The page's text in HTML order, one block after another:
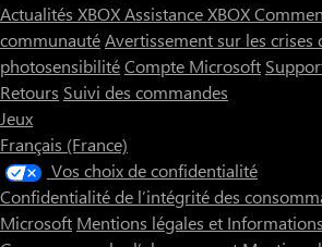
Actualités XBOXAssistance XBOX
communautéAvertissement sur les crises
photosensibilitéCompte Microsoft
Retours Suivi des commandes
Jeux
Français (France)
Vos choix de confidentialité
Confidentialité de l’intégrité des
Microsoft Mentions légales et